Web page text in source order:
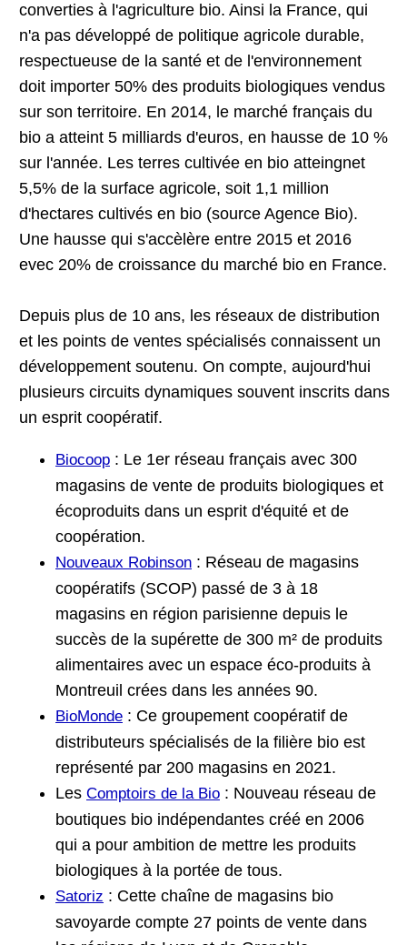
converties à l'agriculture bio. Ainsi la France, qui
n'a pas développé de politique agricole durable,
respectueuse de la santé et de l'environnement
doit importer 50% des produits biologiques vendus
sur son territoire. En 2014, le marché français du
bio a atteint 5 milliards d'euros, en hausse de 10 %
sur l'année. Les terres cultivée en bio atteingnet
5,5% de la surface agricole, soit 1,1 million
d'hectares cultivés en bio (source Agence Bio).
Une hausse qui s'accèlère entre 2015 et 2016
evec 20% de croissance du marché bio en France.
Depuis plus de 10 ans, les réseaux de distribution
et les points de ventes spécialisés connaissent un
développement soutenu. On compte, aujourd'hui
plusieurs circuits dynamiques souvent inscrits dans
un esprit coopératif.
Biocoop : Le 1er réseau français avec 300
magasins de vente de produits biologiques et
écoproduits dans un esprit d'équité et de
coopération.
Nouveaux Robinson : Réseau de magasins
coopératifs (SCOP) passé de 3 à 18
magasins en région parisienne depuis le
succès de la supérette de 300 m² de produits
alimentaires avec un espace éco-produits à
Montreuil crées dans les années 90.
BioMonde : Ce groupement coopératif de
distributeurs spécialisés de la filière bio est
représenté par 200 magasins en 2021.
Les Comptoirs de la Bio : Nouveau réseau de
boutiques bio indépendantes créé en 2006
qui a pour ambition de mettre les produits
biologiques à la portée de tous.
Satoriz : Cette chaîne de magasins bio
savoyarde compte 27 points de vente dans